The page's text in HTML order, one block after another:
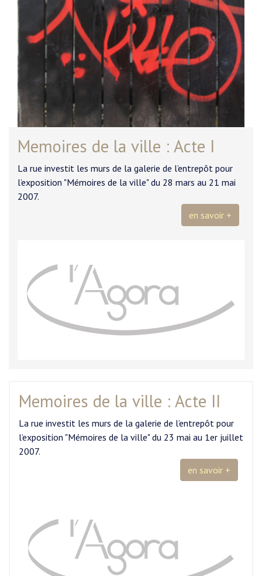
Memoires de la ville : Acte I
La rue investit les murs de la galerie de l’entrepôt pour
l’exposition "Mémoires de la ville" du 28 mars au 21 mai
2007.
en savoir +
Memoires de la ville : Acte II
La rue investit les murs de la galerie de l’entrepôt pour
l’exposition "Mémoires de la ville" du 23 mai au 1er juillet
2007.
en savoir +